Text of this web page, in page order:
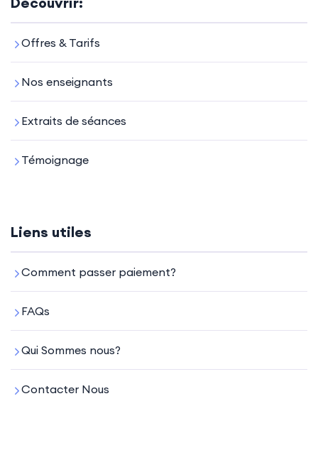
Offres & Tarifs
Nos enseignants
Extraits de séances
Témoignage
Liens utiles
Comment passer paiement?
FAQs
Qui Sommes nous?
Contacter Nous